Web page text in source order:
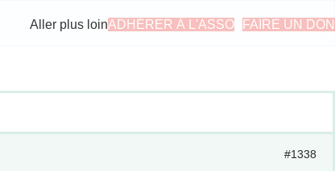
Aller plus loinADHÉRER À L'ASSO FAIRE UN DON
#1338